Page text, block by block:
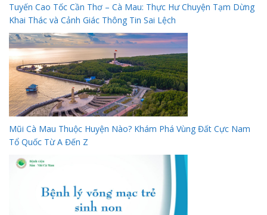
Tuyến Cao Tốc Cần Thơ – Cà Mau: Thực Hư Chuyện Tạm Dừng
Khai Thác và Cảnh Giác Thông Tin Sai Lệch
Mũi Cà Mau Thuộc Huyện Nào? Khám Phá Vùng Đất Cực Nam
Tổ Quốc Từ A Đến Z